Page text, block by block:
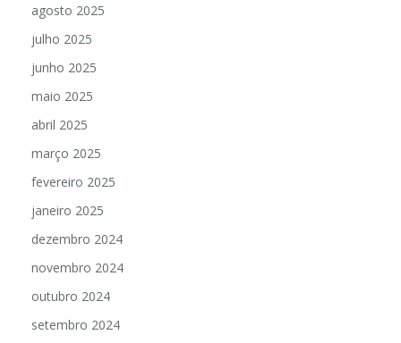
agosto 2025
julho 2025
junho 2025
maio 2025
abril 2025
março 2025
fevereiro 2025
janeiro 2025
dezembro 2024
novembro 2024
outubro 2024
setembro 2024